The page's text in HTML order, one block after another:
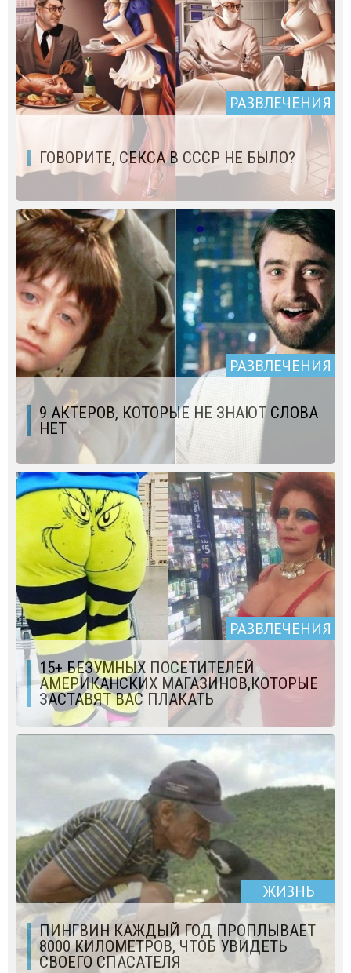
РАЗВЛЕЧЕНИЯ
ГОВОРИТЕ, СЕКСА В СССР НЕ БЫЛО?
РАЗВЛЕЧЕНИЯ
9 АКТЕРОВ, КОТОРЫЕ НЕ ЗНАЮТ СЛОВА
НЕТ
РАЗВЛЕЧЕНИЯ
15+ БЕЗУМНЫХ ПОСЕТИТЕЛЕЙ
АМЕРИКАНСКИХ МАГАЗИНОВ,КОТОРЫЕ
ЗАСТАВЯТ ВАС ПЛАКАТЬ
ЖИЗНЬ
ПИНГВИН КАЖДЫЙ ГОД ПРОПЛЫВАЕТ
8000 КИЛОМЕТРОВ, ЧТОБ УВИДЕТЬ
СВОЕГО СПАСАТЕЛЯ